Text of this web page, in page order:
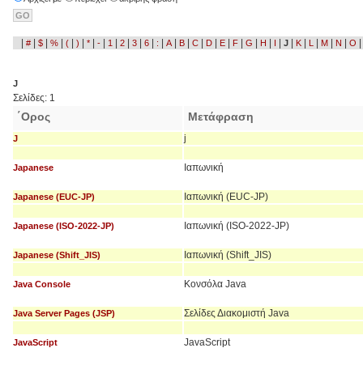
| #| $| %| (| ) | *| -| 1 | 2| 3| 6| : | A| B| C| D| E| F| G | H | I | J| K| L | M| N | O |
J
Σελίδες: 1
΄Ορος Μετάφραση
J j
Japanese Ιαπωνική
Japanese (EUC-JP) Ιαπωνική (EUC-JP)
Japanese (ISO-2022-JP) Ιαπωνική (ISO-2022-JP)
Japanese (Shift_JIS) Ιαπωνική (Shift_JIS)
Java Console Κονσόλα Java
Java Server Pages (JSP) Σελίδες Διακομιστή Java
JavaScript JavaScript